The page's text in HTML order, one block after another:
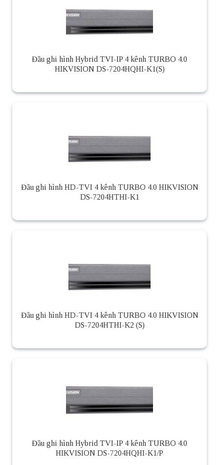
Đầu ghi hình Hybrid TVI-IP 4 kênh TURBO 4.0
HIKVISION DS-7204HQHI-K1(S)
Đầu ghi hình HD-TVI 4 kênh TURBO 4.0 HIKVISION
DS-7204HTHI-K1
Đầu ghi hình HD-TVI 4 kênh TURBO 4.0 HIKVISION
DS-7204HTHI-K2 (S)
Đầu ghi hình Hybrid TVI-IP 4 kênh TURBO 4.0
HIKVISION DS-7204HQHI-K1/P